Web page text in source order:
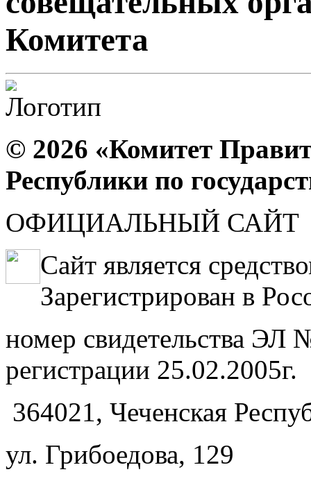
Комитета
© 2026 «Комитет
Республики по
ОФИЦИАЛЬНЫЙ САЙТ
Сайт является
Зарегистрирован в
номер свидетельства
регистрации 25.02.2005г.
364021, Чеченская
ул. Грибоедова, 129